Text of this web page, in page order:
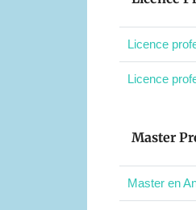
Licence
Licence
Master
Master en